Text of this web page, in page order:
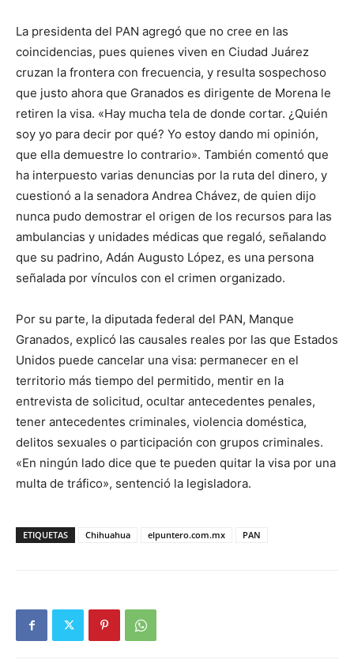
La presidenta del PAN agregó que no cree en las
coincidencias, pues quienes viven en Ciudad Juárez
cruzan la frontera con frecuencia, y resulta sospechoso
que justo ahora que Granados es dirigente de Morena le
retiren la visa. «Hay mucha tela de donde cortar. ¿Quién
soy yo para decir por qué? Yo estoy dando mi opinión,
que ella demuestre lo contrario». También comentó que
ha interpuesto varias denuncias por la ruta del dinero, y
cuestionó a la senadora Andrea Chávez, de quien dijo
nunca pudo demostrar el origen de los recursos para las
ambulancias y unidades médicas que regaló, señalando
que su padrino, Adán Augusto López, es una persona
señalada por vínculos con el crimen organizado.
Por su parte, la diputada federal del PAN, Manque
Granados, explicó las causales reales por las que Estados
Unidos puede cancelar una visa: permanecer en el
territorio más tiempo del permitido, mentir en la
entrevista de solicitud, ocultar antecedentes penales,
tener antecedentes criminales, violencia doméstica,
delitos sexuales o participación con grupos criminales.
«En ningún lado dice que te pueden quitar la visa por una
multa de tráfico», sentenció la legisladora.
ETIQUETAS Chihuahua elpuntero.com.mx PAN